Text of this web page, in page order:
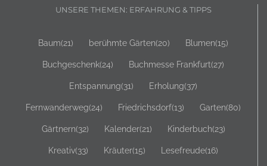
UNSERE THEMEN: ERFAHRUNG & TIPPS
Baum(21) berühmte Gärten(20) Blumen(15)
Buchgeschenk(24) Buchmesse Frankfurt(27)
Entspannung(31) Erholung(37)
Fernwanderweg(24) Friedrichsdorf(13) Garten(80)
Gärtnern(32) Kalender(21) Kinderbuch(23)
Kreativ(33) Kräuter(15) Lesefreude(16)